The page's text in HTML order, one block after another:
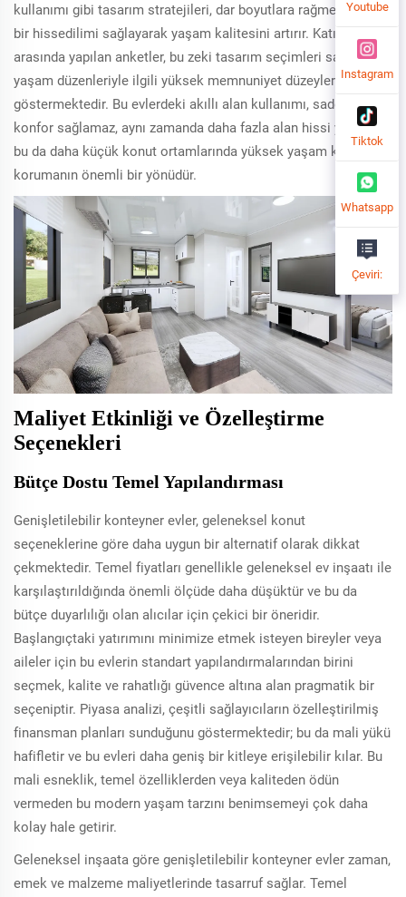
kullanımı gibi tasarım stratejileri, dar boyutlara rağmen geniş
bir hissedilimi sağlayarak yaşam kalitesini artırır. Katılımcılar
arasında yapılan anketler, bu zeki tasarım seçimleri sayesinde
yaşam düzenleriyle ilgili yüksek memnuniyet düzeylerini
göstermektedir. Bu evlerdeki akıllı alan kullanımı, sadece
konfor sağlamaz, aynı zamanda daha fazla alan hissi yaratır ki
bu da daha küçük konut ortamlarında yüksek yaşam kalitesini
korumanın önemli bir yönüdür.
Maliyet Etkinliği ve Özelleştirme
Seçenekleri
Bütçe Dostu Temel Yapılandırması
Genişletilebilir konteyner evler, geleneksel konut
seçeneklerine göre daha uygun bir alternatif olarak dikkat
çekmektedir. Temel fiyatları genellikle geleneksel ev inşaatı ile
karşılaştırıldığında önemli ölçüde daha düşüktür ve bu da
bütçe duyarlılığı olan alıcılar için çekici bir öneridir.
Başlangıçtaki yatırımını minimize etmek isteyen bireyler veya
aileler için bu evlerin standart yapılandırmalarından birini
seçmek, kalite ve rahatlığı güvence altına alan pragmatik bir
seçeniptir. Piyasa analizi, çeşitli sağlayıcıların özelleştirilmiş
finansman planları sunduğunu göstermektedir; bu da mali yükü
hafifletir ve bu evleri daha geniş bir kitleye erişilebilir kılar. Bu
mali esneklik, temel özelliklerden veya kaliteden ödün
vermeden bu modern yaşam tarzını benimsemeyi çok daha
kolay hale getirir.
Geleneksel inşaata göre genişletilebilir konteyner evler zaman,
emek ve malzeme maliyetlerinde tasarruf sağlar. Temel
Youtube
Instagram
Tiktok
Whatsapp
Çeviri: